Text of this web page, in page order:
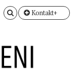
Kontakt+